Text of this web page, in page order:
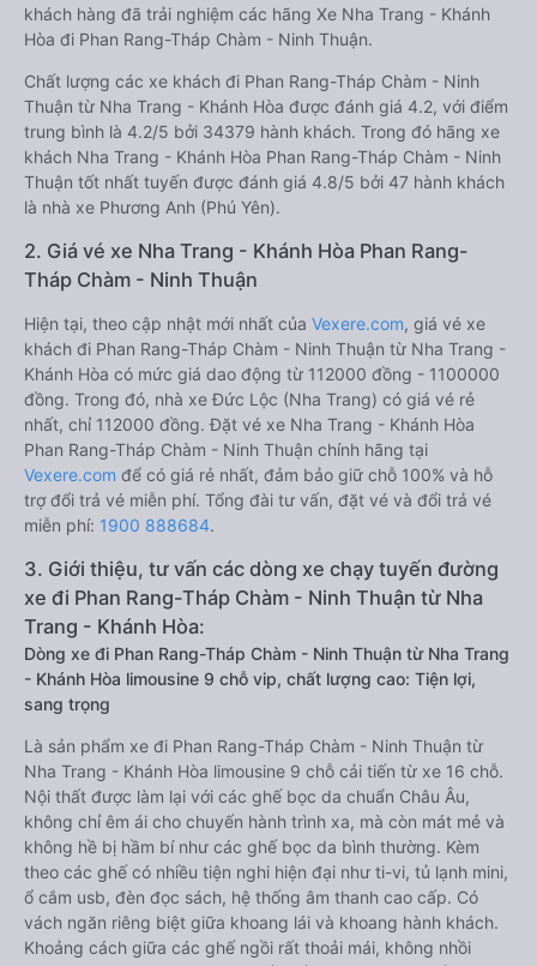
khách hàng đã trải nghiệm các hãng Xe Nha Trang - Khánh
Hòa đi Phan Rang-Tháp Chàm - Ninh Thuận.
Chất lượng các xe khách đi Phan Rang-Tháp Chàm - Ninh
Thuận từ Nha Trang - Khánh Hòa được đánh giá 4.2, với điểm
trung bình là 4.2/5 bởi 34379 hành khách. Trong đó hãng xe
khách Nha Trang - Khánh Hòa Phan Rang-Tháp Chàm - Ninh
Thuận tốt nhất tuyến được đánh giá 4.8/5 bởi 47 hành khách
là nhà xe Phương Anh (Phú Yên).
2. Giá vé xe Nha Trang - Khánh Hòa Phan Rang-
Tháp Chàm - Ninh Thuận
Hiện tại, theo cập nhật mới nhất của Vexere.com, giá vé xe
khách đi Phan Rang-Tháp Chàm - Ninh Thuận từ Nha Trang -
Khánh Hòa có mức giá dao động từ 112000 đồng - 1100000
đồng. Trong đó, nhà xe Đức Lộc (Nha Trang) có giá vé rẻ
nhất, chỉ 112000 đồng. Đặt vé xe Nha Trang - Khánh Hòa
Phan Rang-Tháp Chàm - Ninh Thuận chính hãng tại
Vexere.com để có giá rẻ nhất, đảm bảo giữ chỗ 100% và hỗ
trợ đổi trả vé miễn phí. Tổng đài tư vấn, đặt vé và đổi trả vé
miễn phí: 1900 888684.
3. Giới thiệu, tư vấn các dòng xe chạy tuyến đường
xe đi Phan Rang-Tháp Chàm - Ninh Thuận từ Nha
Trang - Khánh Hòa:
Dòng xe đi Phan Rang-Tháp Chàm - Ninh Thuận từ Nha Trang
- Khánh Hòa limousine 9 chỗ vip, chất lượng cao: Tiện lợi,
sang trọng
Là sản phẩm xe đi Phan Rang-Tháp Chàm - Ninh Thuận từ
Nha Trang - Khánh Hòa limousine 9 chỗ cải tiến từ xe 16 chỗ.
Nội thất được làm lại với các ghế bọc da chuẩn Châu Âu,
không chỉ êm ái cho chuyến hành trình xa, mà còn mát mẻ và
không hề bị hầm bí như các ghế bọc da bình thường. Kèm
theo các ghế có nhiều tiện nghi hiện đại như ti-vi, tủ lạnh mini,
ổ cắm usb, đèn đọc sách, hệ thống âm thanh cao cấp. Có
vách ngăn riêng biệt giữa khoang lái và khoang hành khách.
Khoảng cách giữa các ghế ngồi rất thoải mái, không nhồi